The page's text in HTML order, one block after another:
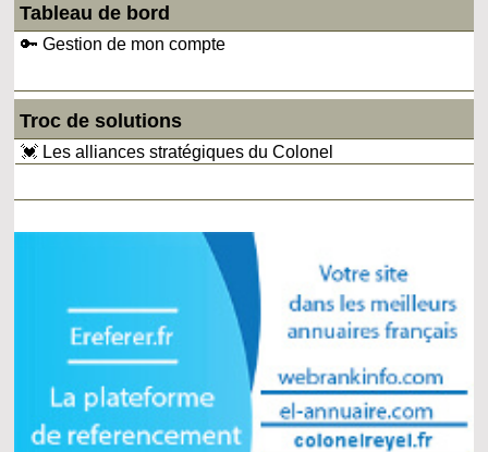
Tableau de bord
🔑 Gestion de mon compte
Troc de solutions
💓 Les alliances stratégiques du Colonel